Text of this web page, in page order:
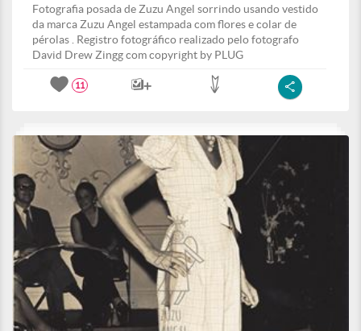
Fotografia posada de Zuzu Angel sorrindo usando vestido
da marca Zuzu Angel estampada com flores e colar de
pérolas . Registro fotográfico realizado pelo fotografo
David Drew Zingg com copyright by PLUG
11